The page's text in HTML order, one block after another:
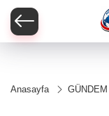
Anasayfa GÜNDEM